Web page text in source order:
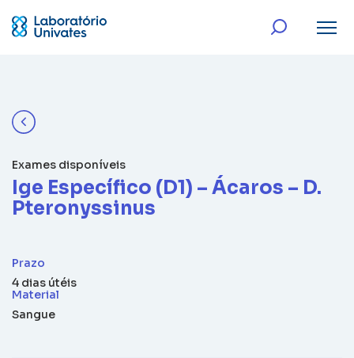
Exames disponíveis
Ige Específico (D1) – Ácaros – D.
Pteronyssinus
Prazo
4 dias útéis
Material
Sangue